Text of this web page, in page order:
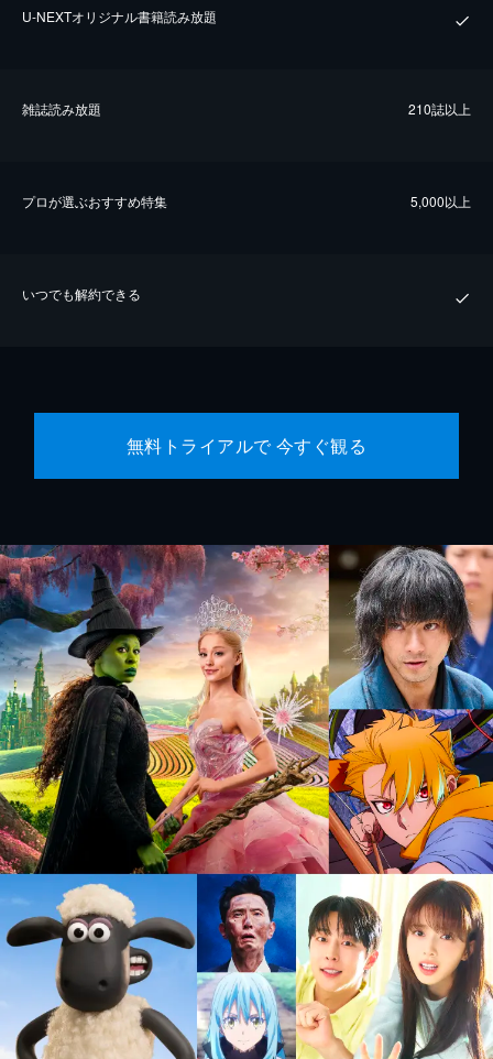
U-NEXTオリジナル書籍読み放題
雑誌読み放題 210誌以上
プロが選ぶおすすめ特集 5,000以上
いつでも解約できる
無料トライアルで 今すぐ観る